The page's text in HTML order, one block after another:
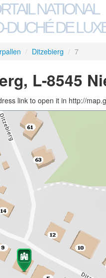
NATIONAL
DUCHÉ DE
/ Ditzebierg / 7
L-8545
link to open it in http://